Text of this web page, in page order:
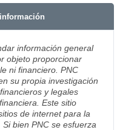
información general
objeto proporcionar
ni financiero. PNC
su propia investigación
y legales
Este sitio
de internet para la
bien PNC se esfuerza